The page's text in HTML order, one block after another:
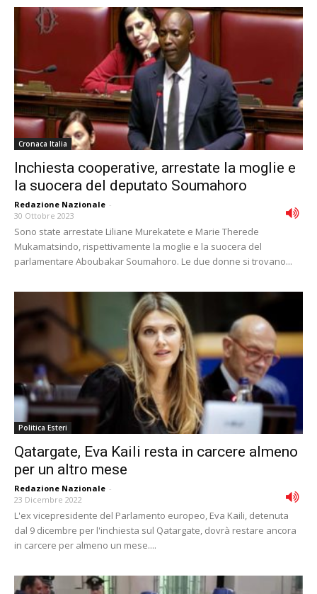
Cronaca Italia
Inchiesta cooperative, arrestate la moglie e
la suocera del deputato Soumahoro
Redazione Nazionale -
30 Ottobre 2023
Sono state arrestate Liliane Murekatete e Marie Therede
Mukamatsindo, rispettivamente la moglie e la suocera del
parlamentare Aboubakar Soumahoro. Le due donne si trovano...
Politica Esteri
Qatargate, Eva Kaili resta in carcere almeno
per un altro mese
Redazione Nazionale -
23 Dicembre 2022
L'ex vicepresidente del Parlamento europeo, Eva Kaili, detenuta
dal 9 dicembre per l'inchiesta sul Qatargate, dovrà restare ancora
in carcere per almeno un mese....